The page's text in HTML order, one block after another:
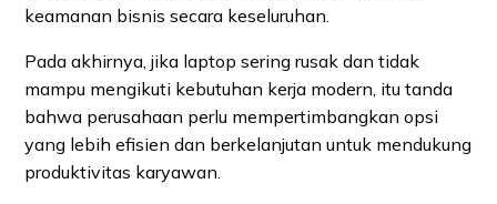
keamanan bisnis secara keseluruhan.
Pada akhirnya, jika laptop sering rusak dan tidak
mampu mengikuti kebutuhan kerja modern, itu tanda
bahwa perusahaan perlu mempertimbangkan opsi
yang lebih efisien dan berkelanjutan untuk mendukung
produktivitas karyawan.